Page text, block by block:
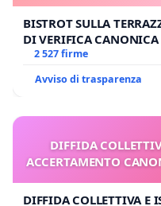
BISTROT SULLA
DI VERIFICA CANONICA
GAMBETTI
2 527 firme
Avviso di trasparenza
DIFFIDA
ACCERTAMENTO
DIFFIDA COLLETTIVA E